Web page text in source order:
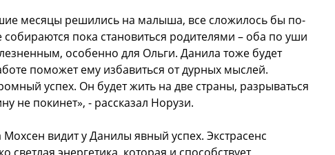
месяцы решились на малыша, все сложилось бы по-
пока становиться родителями – оба по уши
особенно для Ольги. Данила тоже будет
поможет ему избавиться от дурных мыслей.
успех. Он будет жить на две страны, разрываться
не покинет», - рассказал Норузи.
видит у Данилы явный успех. Экстрасенс